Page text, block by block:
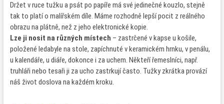
Držet v ruce tužku a psát po papíře má své jedinečné kouzlo, stejně
tak to platí o malířském díle. Máme rozhodně lepší pocit z reálného
obrazu na plátně, než z jeho elektronické kopie.
Lze ji nosit na různých místech – zastrčené v kapse u košile,
položené ledabyle na stole, zapíchnuté v keramickém hrnku, v penálu,
u kalendáře, u diáře, dokonce i za uchem. Někteří řemeslníci, např.
truhláři nebo tesaři ji za ucho zastrkují často. Tužky zkrátka provází
náš život doslova na každém kroku.